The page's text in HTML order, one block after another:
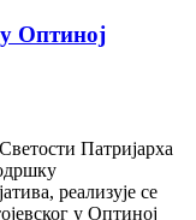
Оптиној
Патријарха
реализује се
у Оптиној